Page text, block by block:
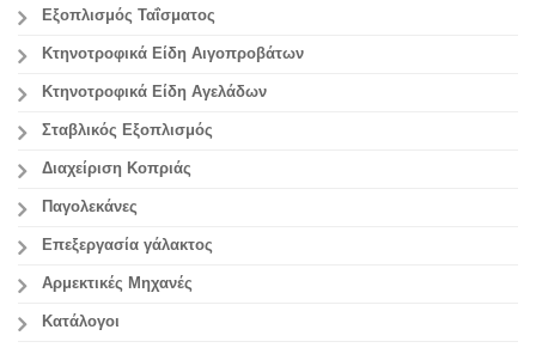
Εξοπλισμός Ταΐσματος
Κτηνοτροφικά Είδη Αιγοπροβάτων
Κτηνοτροφικά Είδη Αγελάδων
Σταβλικός Εξοπλισμός
Διαχείριση Κοπριάς
Παγολεκάνες
Επεξεργασία γάλακτος
Aρμεκτικές Μηχανές
Κατάλογοι